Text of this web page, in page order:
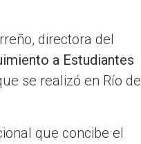
directora del
a Estudiantes
se realizó en Río de
que concibe el